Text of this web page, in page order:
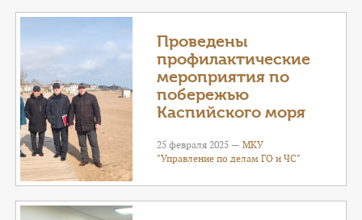
ТАРИФЫ
ГЕРОИ Z
КАТАЛОГ УСЛУГ
СЛУЖБА ПО КОНТРАКТУ
Проведены
профилактические
мероприятия по
побережью
Каспийского моря
25 февраля 2025 —МКУ
"Управление по делам ГО и ЧС"